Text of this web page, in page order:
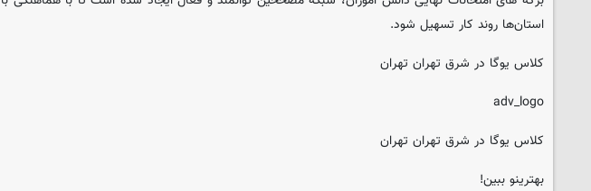
استان‌ها روند کار تسهیل شود.
کلاس یوگا در شرق تهران تهران
adv_logo
کلاس یوگا در شرق تهران تهران
بهترینو ببین!